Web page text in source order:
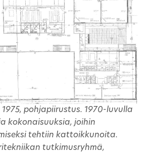
pohjapiirustus. 1970-luvulla
kokonaisuuksia, joihin
tehtiin kattoikkunoita.
tutkimusryhmä,